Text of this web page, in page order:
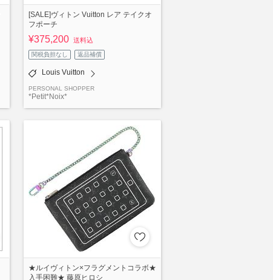
[SALE]ヴィトン Vuitton レア テイクオ
フポーチ
¥375,200 送料込
関税負担なし 返品補償
Louis Vuitton
PERSONAL SHOPPER
*Petit*Noix*
★ルイヴィトン×フラグメントコラボ★
入手困難★ 藤原ヒロシ